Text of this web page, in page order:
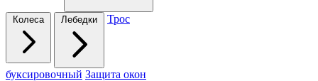
Колеса Лебедки Трос
буксировочный Защита окон